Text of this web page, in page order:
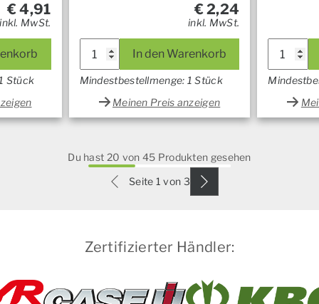
€4,91
inkl. MwSt.
Stück
€2,24
inkl. MwSt.
In den Warenkorb
Mindestbestellmenge: 1 Stück
Meinen Preis anzeigen
Du hast 20 von 45 Produkten gesehen
Seite 1 von 3
Zertifizierter Händler: